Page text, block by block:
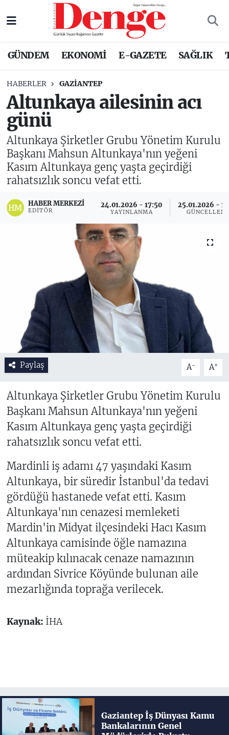
GÜNDEM EKONOMİ E-GAZETE SAĞLIK
HABERLER GAZIANTEP
Altunkaya ailesinin acı
günü
Altunkaya Şirketler Grubu Yönetim Kurulu
Başkanı Mahsun Altunkaya'nın yeğeni
Kasım Altunkaya genç yaşta geçirdiği
rahatsızlık soncu vefat etti.
HABER MERKEZI
EDITÖR
24.01.2026 - 17:50
YAYINLANMA
25.01.2026 -
Paylaş A- A+
Altunkaya Şirketler Grubu Yönetim Kurulu
Başkanı Mahsun Altunkaya'nın yeğeni
Kasım Altunkaya genç yaşta geçirdiği
rahatsızlık soncu vefat etti.
Mardinli iş adamı 47 yaşındaki Kasım
Altunkaya, bir süredir İstanbul'da tedavi
gördüğü hastanede vefat etti. Kasım
Altunkaya'nın cenazesi memleketi
Mardin'in Midyat ilçesindeki Hacı Kasım
Altunkaya camisinde öğle namazına
müteakip kılınacak cenaze namazının
ardından Sivrice Köyünde bulunan aile
mezarlığında toprağa verilecek.
Kaynak: İHA
Gaziantep İş Dünyası Kamu
Bankalarının Genel
Nöbetçi Eczaneler
Trafik Durumu
Süper Lig Puan Durumu ve Fikstür
Tüm Manşetler
Son Dakika Haberleri